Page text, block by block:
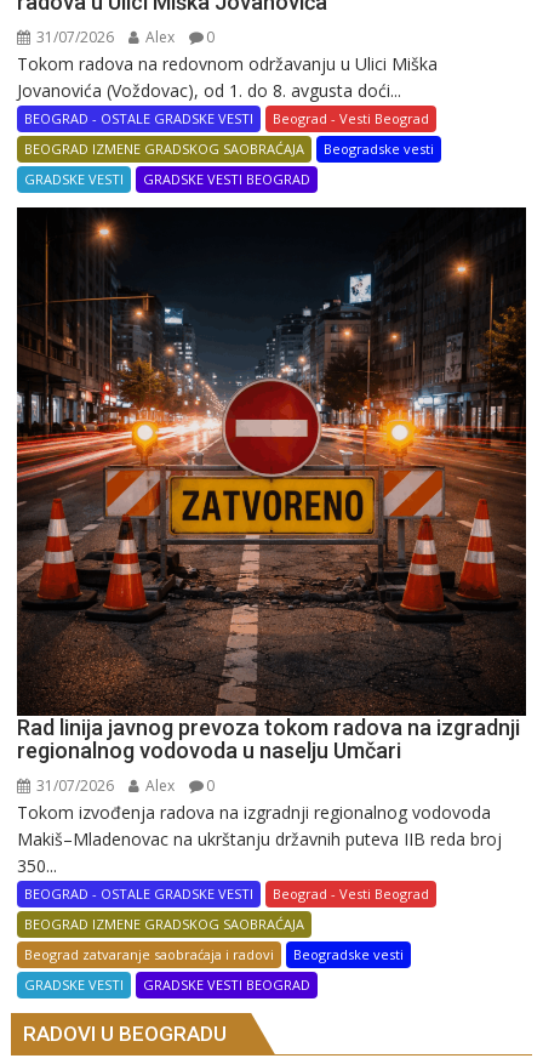
31/07/2026 Alex 0
Tokom radova na redovnom održavanju u Ulici Miška
Jovanovića (Voždovac), od 1. do 8. avgusta doći...
BEOGRAD - OSTALE GRADSKE VESTI
Beograd - Vesti Beograd
BEOGRAD IZMENE GRADSKOG SAOBRAĆAJA
Beogradske vesti
GRADSKE VESTI
GRADSKE VESTI BEOGRAD
Rad linija javnog prevoza tokom radova na izgradnji
regionalnog vodovoda u naselju Umčari
31/07/2026 Alex 0
Tokom izvođenja radova na izgradnji regionalnog vodovoda
Makiš–Mladenovac na ukrštanju državnih puteva IIB reda broj
350...
BEOGRAD - OSTALE GRADSKE VESTI
Beograd - Vesti Beograd
BEOGRAD IZMENE GRADSKOG SAOBRAĆAJA
Beograd zatvaranje saobraćaja i radovi
Beogradske vesti
GRADSKE VESTI
GRADSKE VESTI BEOGRAD
RADOVI U BEOGRADU